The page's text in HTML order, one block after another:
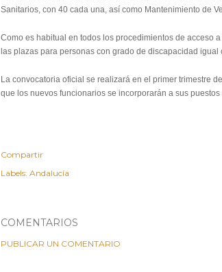
Sanitarios, con 40 cada una, así como Mantenimiento de
Como es habitual en todos los procedimientos de acceso
las plazas para personas con grado de discapacidad
La convocatoria oficial se realizará en el primer trimestre
que los nuevos funcionarios se incorporarán a sus
Compartir
Labels: Andalucía
COMENTARIOS
PUBLICAR UN COMENTARIO